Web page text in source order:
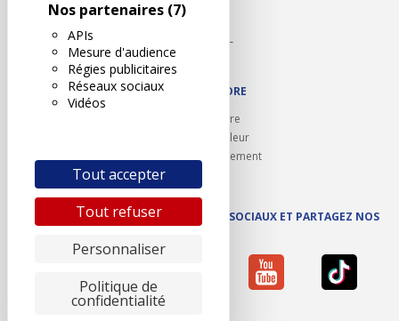
Nos partenaires (7)
APIs
Mesure d'audience
Régies publicitaires
Réseaux sociaux
Vidéos
Tout accepter
Tout refuser
Personnaliser
Politique de
confidentialité
Karoil
Autovision PL
Motovision
NOUS REJOINDRE
Ouvrir un centre
Devenez contrôleur
Carrières et recrutement
SUIVEZ AUTOVISION SUR LES RÉSEAUX SOCIAUX ET PARTAGEZ NOS